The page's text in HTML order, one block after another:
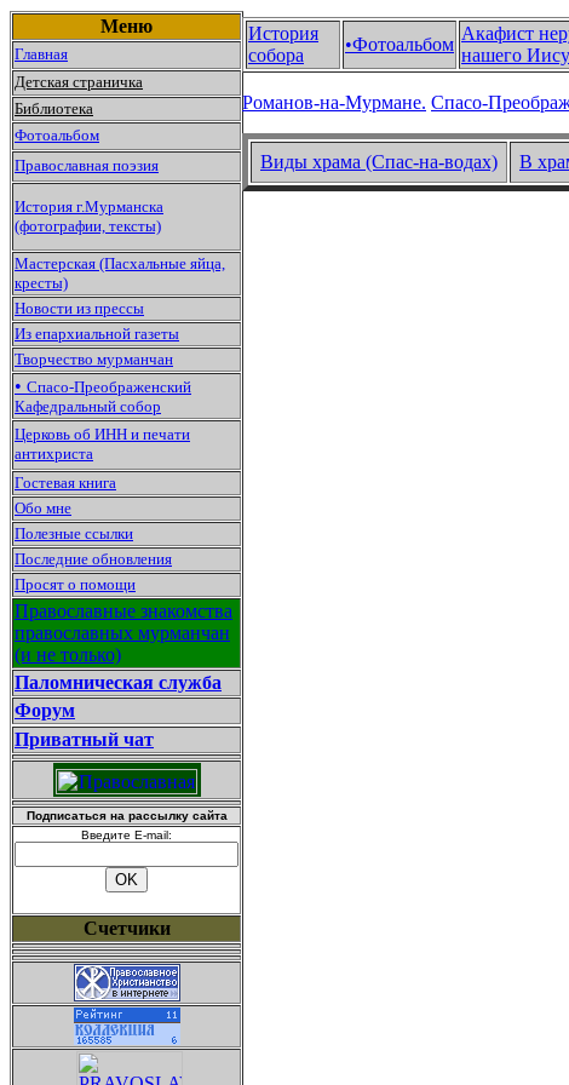
Меню
Главная
Детская страничка
Библиотека
Фотоальбом
Православная поэзия
История г.Мурманска
(фотографии, тексты)
Мастерская (Пасхальные яйца,
кресты)
Новости из прессы
Из епархиальной газеты
Творчество мурманчан
• Спасо-Преображенский
Кафедральный собор
Церковь об ИНН и печати
антихриста
Гостевая книга
Обо мне
Полезные ссылки
Последние обновления
Просят о помощи
Православные знакомства
православных мурманчан
(и не только)
Паломническая служба
Форум
Приватный чат
Подписаться на рассылку сайта
Введите E-mail:
Счетчики
История
собора
•Фотоальбом
Акафист
нашего
Романов-на-Мурмане. Спасо-
Виды храма (Спас-на-водах) В